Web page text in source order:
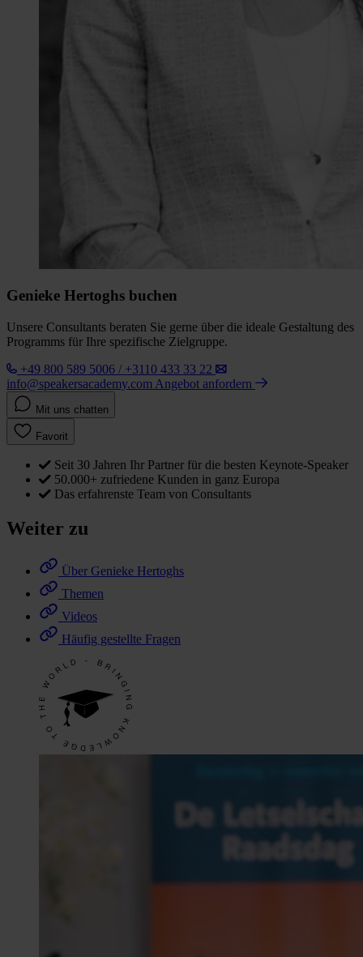
Genieke Hertoghs buchen
Unsere Consultants beraten Sie gerne über die ideale Gestaltung des
Programms für Ihre spezifische Zielgruppe.
+49 800 589 5006 / +3110 433 33 22
info@speakersacademy.com Angebot anfordern
Mit uns chatten
Favorit
Seit 30 Jahren Ihr Partner für die besten Keynote-Speaker
50.000+ zufriedene Kunden in ganz Europa
Das erfahrenste Team von Consultants
Weiter zu
Über Genieke Hertoghs
Themen
Videos
Häufig gestellte Fragen